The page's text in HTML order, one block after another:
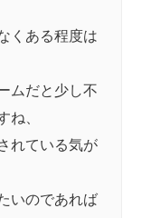
くある程度は
ムだと少し不
ね、
れている気が
いのであれば